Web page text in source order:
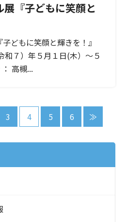
展『子どもに笑顔と
どもに笑顔と輝きを！』
和７）年５月１日(木）～５
高槻...
3 4 5 6 ≫